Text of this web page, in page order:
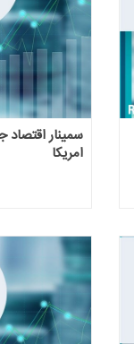
سمینار
امریکا